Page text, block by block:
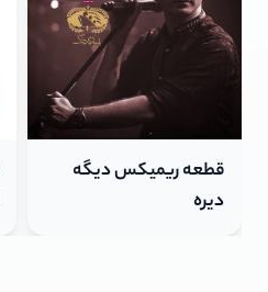
قطعه موزیک پابلو
اسکوبار 1157